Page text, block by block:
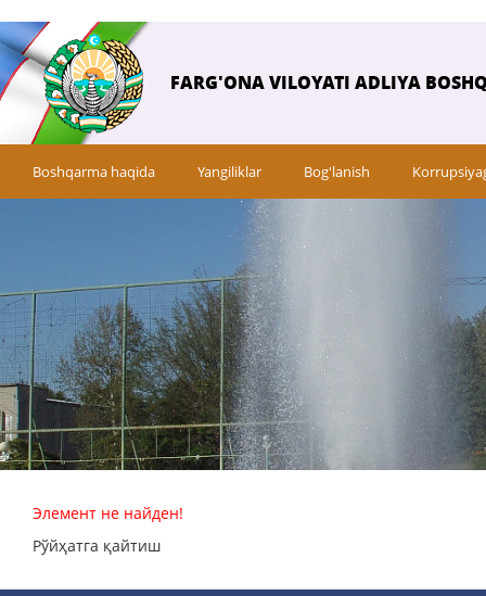
FARG'ONA VILOYATI ADLIYA
Boshqarma haqida Yangiliklar Bog'lanish
Элемент не найден!
Рўйҳатга қайтиш